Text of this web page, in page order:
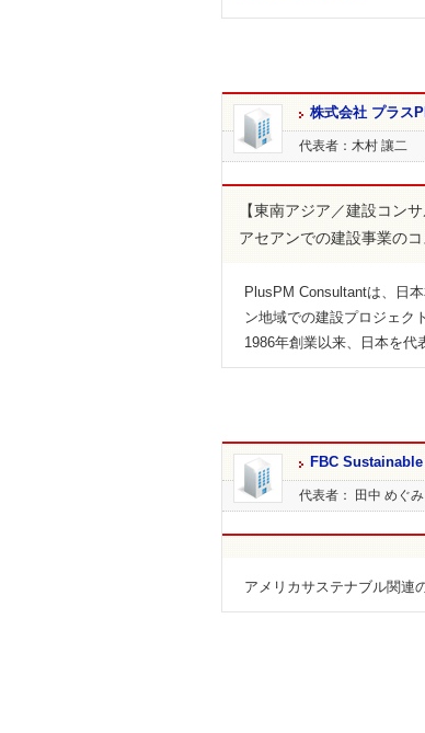
株式会社 プラス
代表者：木村 讓二
【東南アジア／建設コンサ
アセアンでの建設事業の
PlusPM Consultantは、日
ン地域での建設プロジェク
1986年創業以来、日本を
FBC
代表者： 田中 めぐみ
アメリカサステナブル関